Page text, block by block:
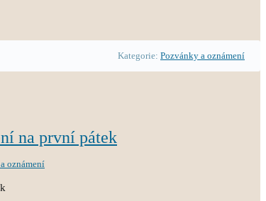
Kategorie: Pozvánky a oznámení
na první pátek
oznámení